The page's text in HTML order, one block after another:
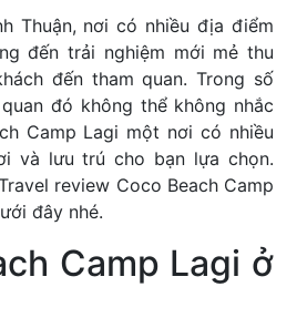
Thuận, nơi có nhiều địa điểm
đến trải nghiệm mới mẻ thu
đến tham quan. Trong số
đó không thể không nhắc
Camp Lagi một nơi có nhiều
và lưu trú cho bạn lựa chọn.
review Coco Beach Camp
đây nhé.
Camp Lagi ở